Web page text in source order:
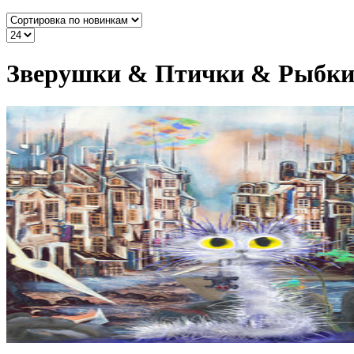
Зверушки & Птички & Рыбки